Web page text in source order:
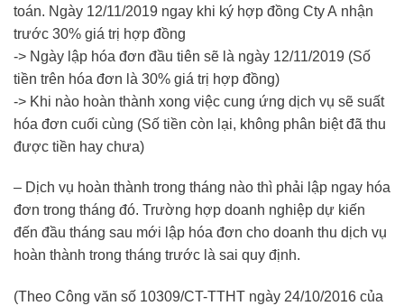
toán. Ngày 12/11/2019 ngay khi ký hợp đồng Cty A nhận
trước 30% giá trị hợp đồng
-> Ngày lập hóa đơn đầu tiên sẽ là ngày 12/11/2019 (Số
tiền trên hóa đơn là 30% giá trị hợp đồng)
-> Khi nào hoàn thành xong việc cung ứng dịch vụ sẽ suất
hóa đơn cuối cùng (Số tiền còn lại, không phân biệt đã thu
được tiền hay chưa)
– Dịch vụ hoàn thành trong tháng nào thì phải lập ngay hóa
đơn trong tháng đó. Trường hợp doanh nghiệp dự kiến
đến đầu tháng sau mới lập hóa đơn cho doanh thu dịch vụ
hoàn thành trong tháng trước là sai quy định.
(Theo Công văn số 10309/CT-TTHT ngày 24/10/2016 của